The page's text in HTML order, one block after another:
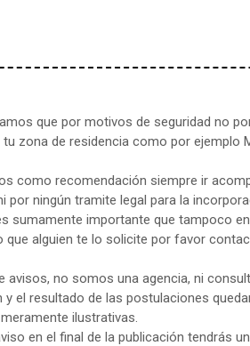
que por motivos de seguridad no
zona de residencia como por ejemplo
como recomendación siempre ir
por ningún tramite legal para la
sumamente importante que tampoco
que alguien te lo solicite por favor
avisos, no somos una agencia, ni
el resultado de las postulaciones
ilustrativas.
en el final de la publicación tendrás